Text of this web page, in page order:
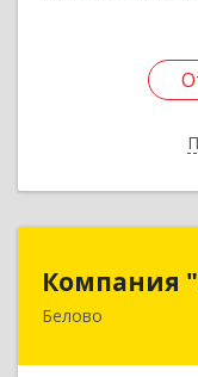
Компания
Белово
652600,